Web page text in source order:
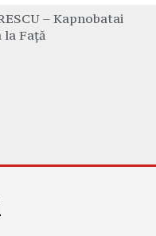
– Kapnobatai
la Față